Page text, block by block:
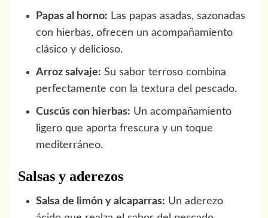
Papas al horno: Las papas asadas, sazonadas
con hierbas, ofrecen un acompañamiento
clásico y delicioso.
Arroz salvaje: Su sabor terroso combina
perfectamente con la textura del pescado.
Cuscús con hierbas: Un acompañamiento
ligero que aporta frescura y un toque
mediterráneo.
Salsas y aderezos
Salsa de limón y alcaparras: Un aderezo